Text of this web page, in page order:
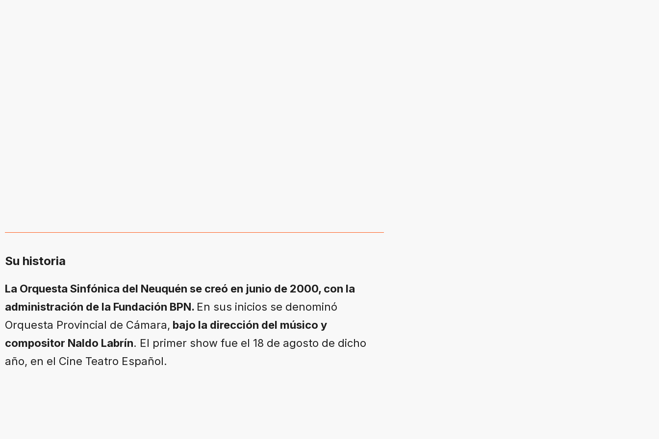
Su historia
La Orquesta Sinfónica del Neuquén se creó en junio de 2000, con la
administración de la Fundación BPN. En sus inicios se denominó
Orquesta Provincial de Cámara, bajo la dirección del músico y
compositor Naldo Labrín. El primer show fue el 18 de agosto de dicho
año, en el Cine Teatro Español.